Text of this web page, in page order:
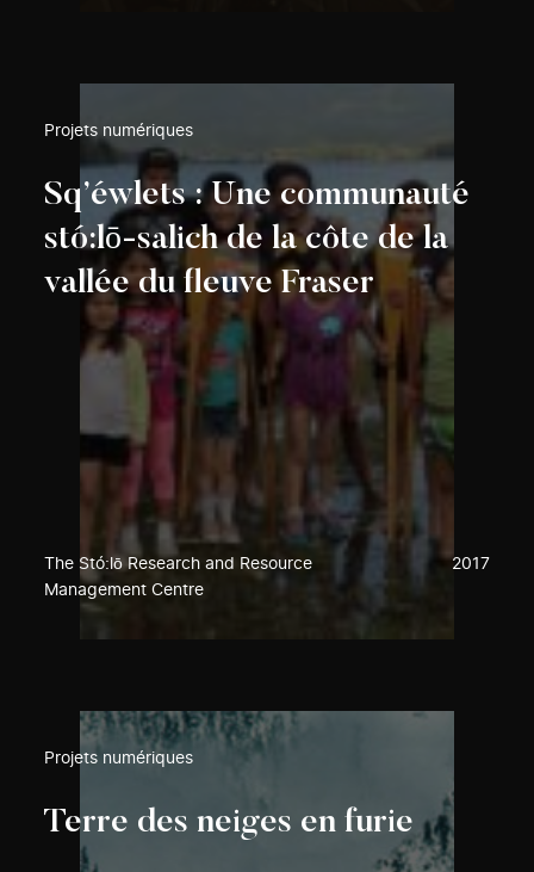
Projets numériques
Sq’éwlets : Une communauté
stó:lō-salich de la côte de la
vallée du fleuve Fraser
The Stó:lō Research and Resource
Management Centre
2017
Projets numériques
Terre des neiges en furie